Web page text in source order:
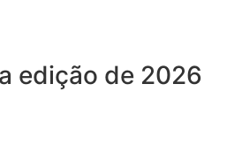
edição de 2026